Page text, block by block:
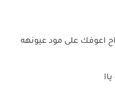
اعوفك على مود عيونهه